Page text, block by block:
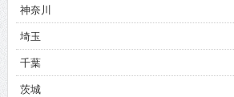
神奈川
埼玉
千葉
茨城